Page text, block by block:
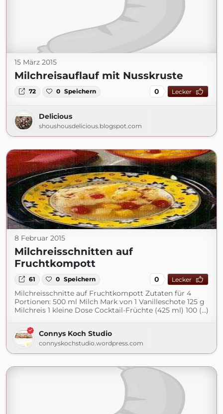
15 März 2015
Milchreisauflauf mit Nusskruste
72 0 Speichern 0 Lecker
Delicious
shoushousdelicious.blogspot.com
8 Februar 2015
Milchreisschnitten auf
Fruchtkompott
61 0 Speichern 0 Lecker
Milchreisschnitte auf Fruchtkompott Zutaten für 4
Portionen: 500 ml Milch Mark von 1 Vanilleschote 125 g
Milchreis 1 kleine Dose Cocktail-Früchte (425 ml) 100 (...)
Connys Koch Studio
connyskochstudio.wordpress.com